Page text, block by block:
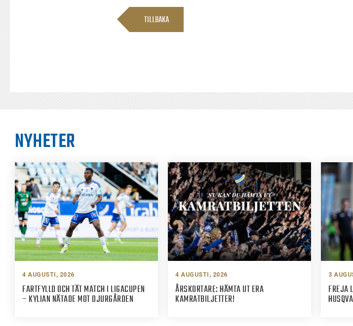
TILLBAKA
NYHETER
4 AUGUSTI, 2026
FARTFYLLD OCH TÄT MATCH I LIGACUPEN
– KYLIAN NÄTADE MOT DJURGÅRDEN
4 AUGUSTI, 2026
ÅRSKORTARE: HÄMTA UT ERA
KAMRATBILJETTER!
3
FREJA